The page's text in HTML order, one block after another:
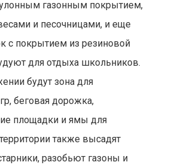
газонным покрытием,
и песочницами, и еще
с покрытием из резиновой
для отдыха школьников.
будут зона для
беговая дорожка,
площадки и ямы для
также высадят
разобьют газоны и